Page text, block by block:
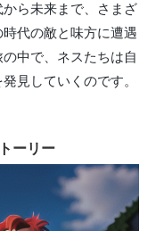
ら未来まで、さまざ
代の敵と味方に遭遇
中で、ネスたちは自
見していくのです。
ーリー